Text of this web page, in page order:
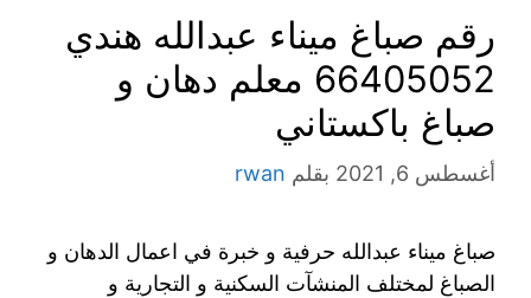
رقم صباغ ميناء عبدالله هندي
66405052 معلم دهان و
صباغ باكستاني
أغسطس 6, 2021 بقلم rwan
صباغ ميناء عبدالله حرفية و خبرة في اعمال الدهان و
الصباغ لمختلف المنشآت السكنية و التجارية و